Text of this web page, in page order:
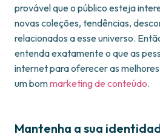
provável que o público esteja
novas coleções, tendências,
relacionados a esse universo.
entenda exatamente o que as
internet para oferecer as
um bommarketing de conteúdo.
Mantenha a sua